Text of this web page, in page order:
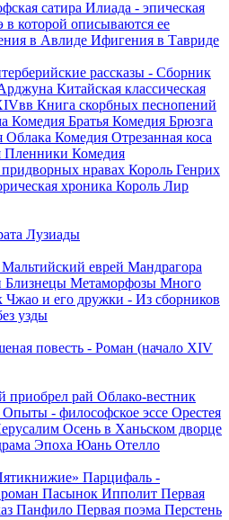
сатира Илиада - эпическая
в которой описываются ее
в Авлиде Ифигения в Тавриде
рассказы - Сборник
Китайская классическая
Книга скорбных песнопений
Комедия Братья Комедия Брюзга
Облака Комедия Отрезанная коса
Пленники Комедия
нравах Король Генрих
хроника Король Лир
Лузиады
Мальтийский еврей Мандрагора
Метаморфозы Много
и его дружки - Из сборников
узды
повесть - Роман (начало XIV
приобрел рай Облако-вестник
Опыты - философское эссе Орестея
Осень в Ханьском дворце
Эпоха Юань Отелло
Парцифаль -
Пасынок Ипполит Первая
Панфило Первая поэма Перстень